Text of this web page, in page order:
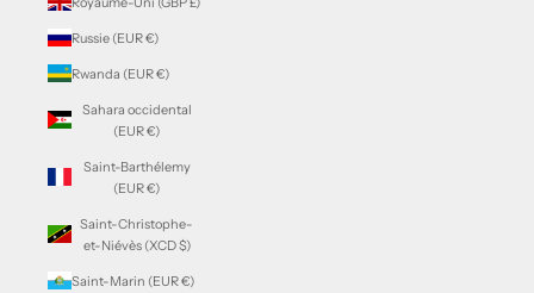
Russie (EUR €)
Rwanda (EUR €)
Sahara occidental
(EUR €)
Saint-Barthélemy
(EUR €)
Saint-Christophe-
et-Niévès (XCD $)
Saint-Marin (EUR €)